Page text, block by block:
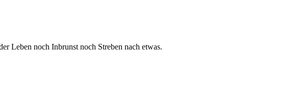
Leben noch Inbrunst noch Streben nach etwas.